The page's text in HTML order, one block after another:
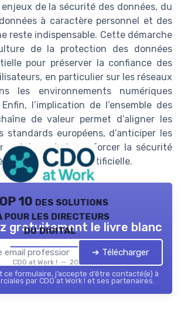
de la sécurité des données, du
à caractère personnel et des
reste indispensable. Cette démarche
de la protection des données
pour préserver la confiance des
en particulier sur les réseaux
les environnements numériques
l’implication de l’ensemble des
de valeur permet d’aligner les
standards européens, d’anticiper les
et de renforcer la sécurité
de l’intelligence artificielle.
10 des solutions
pour les directeurs
du digital
CDO at Work ! — 2026
gratuitement le livre blanc
➔ Télécharger
ce formulaire, j’accepte d’être contacté(e) à
par CDO at Work ! et ses partenaires.